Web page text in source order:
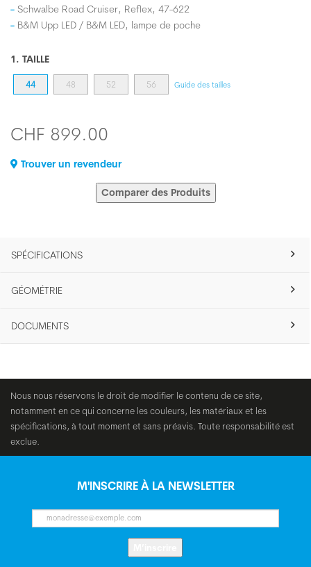
Schwalbe Road Cruiser, Reflex, 47-622
B&M Upp LED / B&M LED, lampe de poche
1. TAILLE
44 48 52 56 Guide des tailles
CHF 899.00
Trouver un revendeur
Comparer des Produits
SPÉCIFICATIONS
GÉOMÉTRIE
DOCUMENTS
Nous nous réservons le droit de modifier le contenu de ce site,
notamment en ce qui concerne les couleurs, les matériaux et les
spécifications, à tout moment et sans préavis. Toute responsabilité est
exclue.
M'INSCRIRE À LA NEWSLETTER